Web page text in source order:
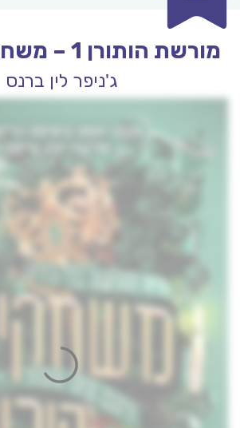
מורשת הותורן 1 – משחקי הירושה
ג'ניפר לין ברנס